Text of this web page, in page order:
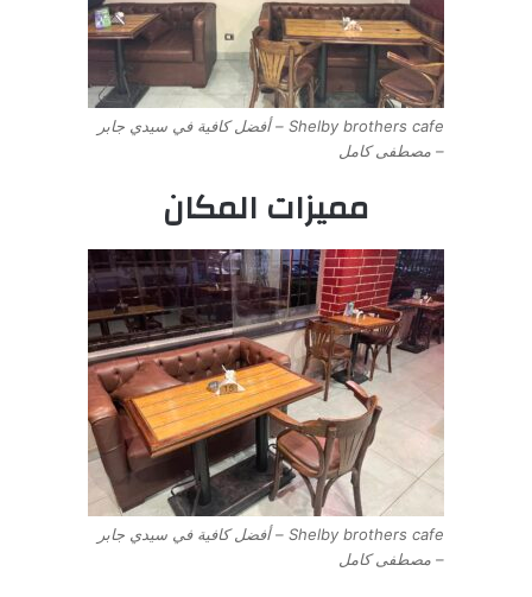
Shelby brothers cafe – أفضل كافية في سيدي جابر
– مصطفى كامل
مميزات المكان
Shelby brothers cafe – أفضل كافية في سيدي جابر
– مصطفى كامل